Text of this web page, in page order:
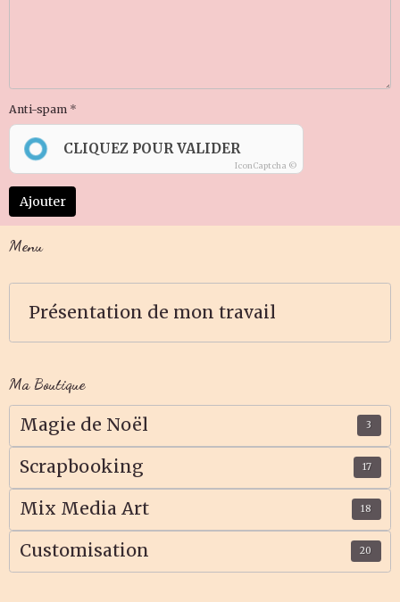
Anti-spam
CLIQUEZ POUR VALIDER
IconCaptcha ©
Ajouter
Menu
Présentation de mon travail
Ma Boutique
Magie de Noël 3
Scrapbooking 17
Mix Media Art 18
Customisation 20